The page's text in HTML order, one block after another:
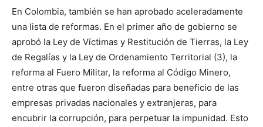
En Colombia, también se han aprobado aceleradamente
una lista de reformas. En el primer año de gobierno se
aprobó la Ley de Víctimas y Restitución de Tierras, la Ley
de Regalías y la Ley de Ordenamiento Territorial (3), la
reforma al Fuero Militar, la reforma al Código Minero,
entre otras que fueron diseñadas para beneficio de las
empresas privadas nacionales y extranjeras, para
encubrir la corrupción, para perpetuar la impunidad. Esto